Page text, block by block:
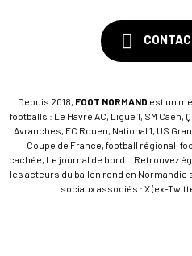
Depuis 2018, FOOT NORMAND est un
footballs : Le Havre AC, Ligue 1, SM
Avranches, FC Rouen, National 1, US
Coupe de France, football régional,
cachée, Le journal de bord... Retrouvez
les acteurs du ballon rond en
sociaux associés : X (ex-